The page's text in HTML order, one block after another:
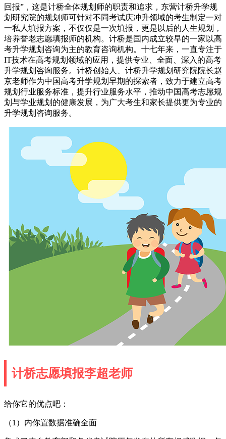
回报”，这是计桥全体规划师的职责和追求，东营计桥升学规
划研究院的规划师可针对不同考试庆冲升领域的考生制定一对
一私人填报方案，不仅仅是一次填报，更是以后的人生规划，
培养誉老志愿填报师的机构。计桥是国内成立较早的一家以高
考升学规划咨询为主的教育咨询机构。十七年来，一直专注于
IT技术在高考规划领域的应用，提供专业、全面、深入的高考
升学规划咨询服务。计桥创始人、计桥升学规划研究院院长赵
京老师作为中国高考升学规划早期的探索者，致力于建立高考
规划行业服务标准，提升行业服务水平，推动中国高考志愿规
划与学业规划的健康发展，为广大考生和家长提供更为专业的
升学规划咨询服务。
计桥志愿填报李超老师
给你它的优点吧：
（1）内你置数据准确全面